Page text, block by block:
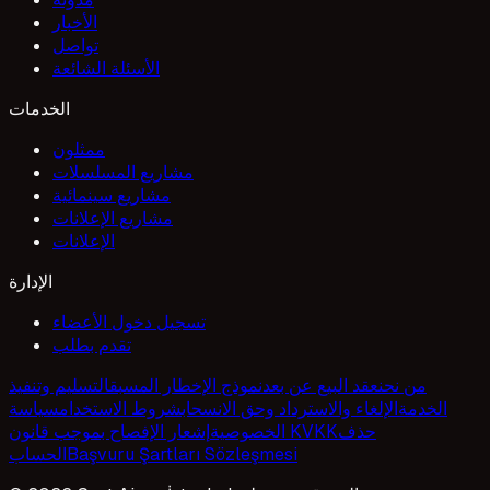
الأخبار
تواصل
الأسئلة الشائعة
الخدمات
ممثلون
مشاريع المسلسلات
مشاريع سينمائية
مشاريع الإعلانات
الإعلانات
الإدارة
تسجيل دخول الأعضاء
تقدم بطلب
من نحنعقد البيع عن بعدنموذج الإخطار المسبقالتسليم وتنفيذ
الخدمةالإلغاء والاسترداد وحق الانسحابشروط الاستخدامسياسة
الخصوصية إشعار الإفصاح بموجب قانون KVKKحذف
الحسابBaşvuru Şartları Sözleşmesi